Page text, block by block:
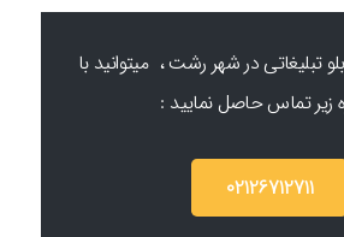
در شهر رشت ، میتوانید با
زیر تماس حاصل نمایید :
02126712711